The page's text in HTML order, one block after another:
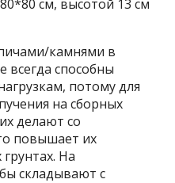
см, высотой 13 см
камнями в
всегда способны
потому для
на сборных
делают со
повышает их
На
складывают с